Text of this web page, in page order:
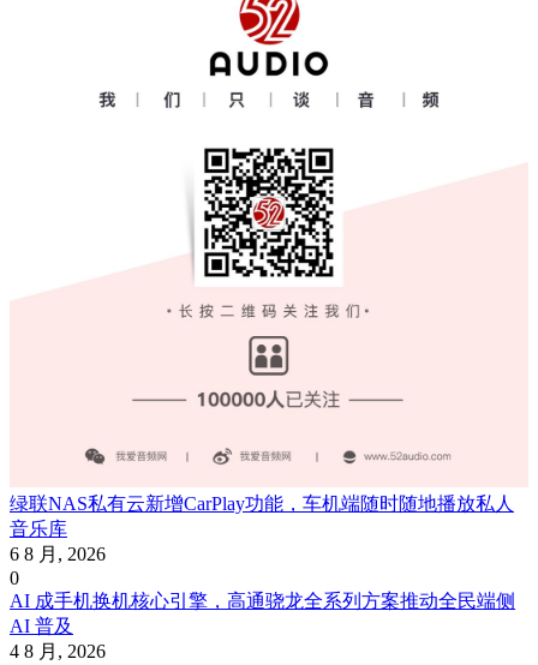
绿联NAS私有云新增CarPlay功能，车机端随时随地播放私人
音乐库
6 8 月, 2026
0
AI 成手机换机核心引擎，高通骁龙全系列方案推动全民端侧
AI 普及
4 8 月, 2026